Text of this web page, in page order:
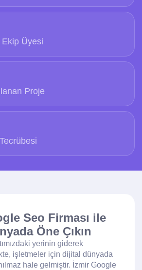
Üyesi
Proje
Seo Firması ile
Öne Çıkın
yerinin giderek
işletmeler için dijital dünyada
hale gelmiştir. İzmir Google